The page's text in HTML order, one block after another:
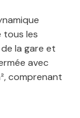
tous les
la gare et
avec
comprenant